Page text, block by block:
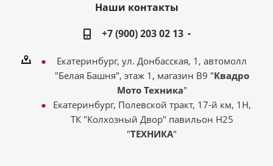
Наши контакты
+7 (900) 203 02 13
Екатеринбург, ул. Донбасская, 1, автомолл
"Белая Башня", этаж 1, магазин В9 "Квадро
Мото Техника"
Екатеринбург, Полевской тракт, 17-й км, 1Н,
ТК "Колхозный Двор" павильон Н25
"ТЕХНИКА"